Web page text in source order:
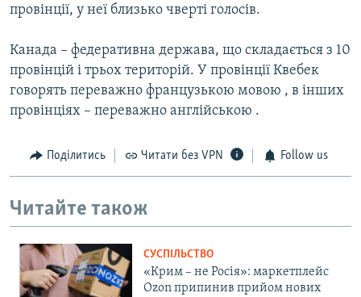
провінції, у неї близько чверті голосів.
Канада – федеративна держава, що складається з 10
провінцій і трьох територій. У провінції Квебек
говорять переважно французькою мовою , в інших
провінціях – переважно англійською .
Поділитись Читати без VPN Follow us
Читайте також
СУСПІЛЬСТВО
«Крим – не Росія»: маркетплейс
Ozon припинив прийом нових